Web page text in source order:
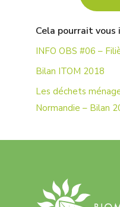
Cela pourrait vous
INFO OBS #06 –
Bilan ITOM 2018
Les déchets
Normandie – Bilan